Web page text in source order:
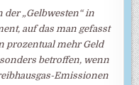
der „Gelbwesten“ in
auf das man gefasst
prozentual mehr Geld
betroffen, wenn
Emissionen